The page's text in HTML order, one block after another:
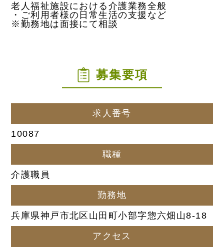
老人福祉施設における介護業務全般
・ご利用者様の日常生活の支援など
※勤務地は面接にて相談
募集要項
求人番号
10087
職種
介護職員
勤務地
兵庫県神戸市北区山田町小部字惣六畑山8-18
アクセス